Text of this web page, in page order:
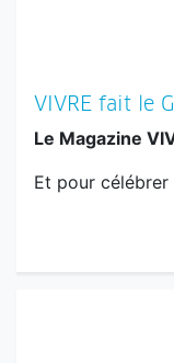
VIVRE fait le
Le Magazine
Et pour célébrer